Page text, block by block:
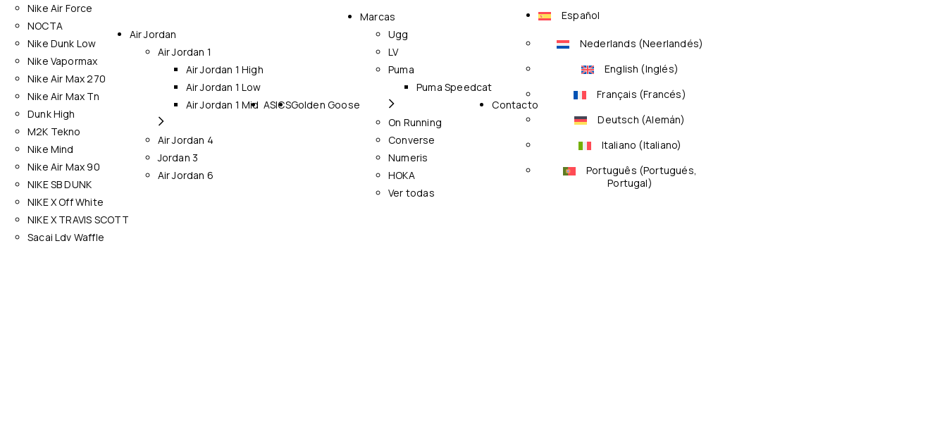
Nike Air Force
NOCTA
Nike Dunk Low
Nike Vapormax
Nike Air Max 270
Nike Air Max Tn
Dunk High
M2K Tekno
Nike Mind
Nike Air Max 90
NIKE SB DUNK
NIKE X Off White
NIKE X TRAVIS SCOTT
Sacai Ldv Waffle
Air Jordan
Air Jordan 1
Air Jordan 1 High
Air Jordan 1 Low
Air Jordan 1 Mid
Air Jordan 4
Jordan 3
Air Jordan 6
ASICSGolden Goose
Marcas
Ugg
LV
Puma
Puma Speedcat
On Running
Converse
Numeris
HOKA
Ver todas
Contacto
Español
Nederlands (Neerlandés)
English (Inglés)
Français (Francés)
Deutsch (Alemán)
Italiano (Italiano)
Português (Portugués,
Portugal)